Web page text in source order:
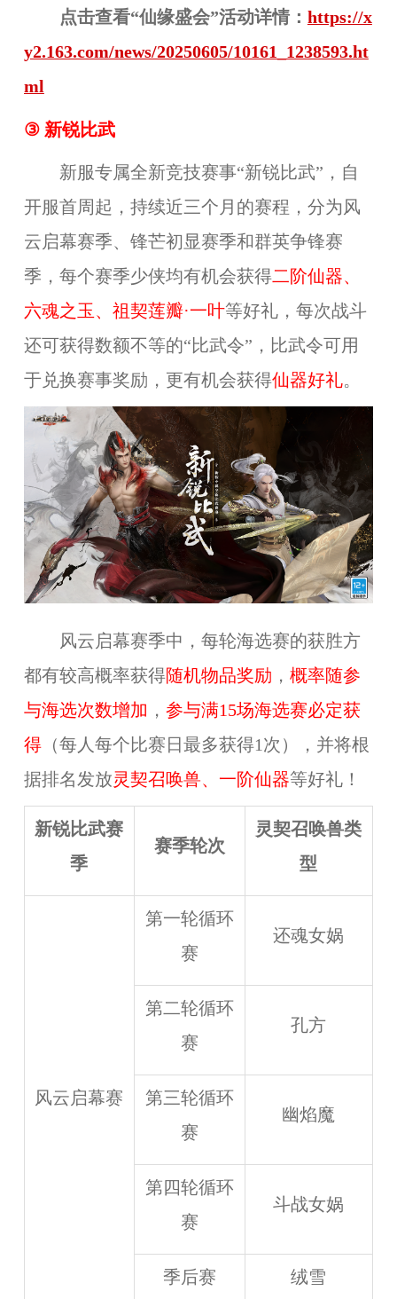
点击查看“仙缘盛会”活动详情： https://x
y2.163.com/news/20250605/10161_1238593.ht
ml
③ 新锐比武
新服专属全新竞技赛事“新锐比武”，自
开服首周起，持续近三个月的赛程，分为风
云启幕赛季、锋芒初显赛季和群英争锋赛
季，每个赛季少侠均有机会获得二阶仙器、
六魂之玉、祖契莲瓣·一叶等好礼，每次战斗
还可获得数额不等的“比武令”，比武令可用
于兑换赛事奖励，更有机会获得仙器好礼。
风云启幕赛季中，每轮海选赛的获胜方
都有较高概率获得随机物品奖励 ， 概率随参
与海选次数增加 ， 参与满15场海选赛必定获
得（每人每个比赛日最多获得1次），并将根
据排名发放灵契召唤兽、一阶仙器等好礼！
新锐比武赛
季
赛季轮次
灵契召唤兽类
型
风云启幕赛
第一轮循环
赛
还魂女娲
第二轮循环
赛
孔方
第三轮循环
赛
幽焰魔
第四轮循环
赛
斗战女娲
季后赛 绒雪